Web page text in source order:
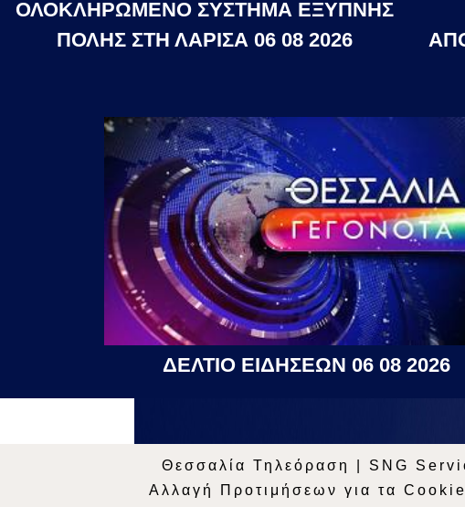
ΟΛΟΚΛΗΡΩΜΕΝΟ ΣΥΣΤΗΜΑ ΕΞΥΠΝΗΣ
ΠΟΛΗΣ ΣΤΗ ΛΑΡΙΣΑ 06 08 2026
ΔΕΛΤΙΟ ΕΙΔΗΣΕΩΝ 06 08 2026
Θεσσαλία Τηλεόραση SNG
Αλλαγή Προτιμήσεων για τα